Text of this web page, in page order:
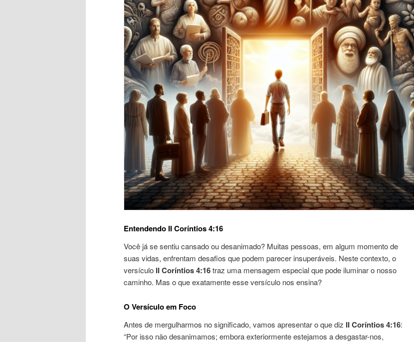
Entendendo II Coríntios 4:16
Você já se sentiu cansado ou desanimado? Muitas pessoas, em algum momento de
suas vidas, enfrentam desafios que podem parecer insuperáveis. Neste contexto, o
versículo II Coríntios 4:16traz uma mensagem especial que pode iluminar o nosso
caminho. Mas o que exatamente esse versículo nos ensina?
O Versículo em Foco
Antes de mergulharmos no significado, vamos apresentar o que diz II Coríntios 4:16:
“Por isso não desanimamos; embora exteriormente estejamos a desgastar-nos,